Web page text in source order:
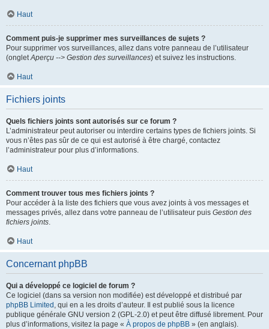
Haut
Comment puis-je supprimer mes surveillances de sujets ?
Pour supprimer vos surveillances, allez dans votre panneau de l’utilisateur
(ongletAperçu --> Gestion des surveillances) et suivez les instructions.
Haut
Fichiers joints
Quels fichiers joints sont autorisés sur ce forum ?
L’administrateur peut autoriser ou interdire certains types de fichiers joints. Si
vous n’êtes pas sûr de ce qui est autorisé à être chargé, contactez
l’administrateur pour plus d’informations.
Haut
Comment trouver tous mes fichiers joints ?
Pour accéder à la liste des fichiers que vous avez joints à vos messages et
messages privés, allez dans votre panneau de l’utilisateur puis Gestion des
fichiers joints.
Haut
Concernant phpBB
Qui a développé ce logiciel de forum ?
Ce logiciel (dans sa version non modifiée) est développé et distribué par
phpBB Limited , qui en a les droits d’auteur. Il est publié sous la licence
publique générale GNU version 2 (GPL-2.0) et peut être diffusé librement. Pour
plus d’informations, visitez la page « À propos de phpBB » (en anglais).